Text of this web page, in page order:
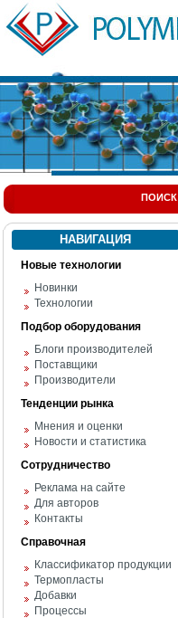
ПОИСК
НАВИГАЦИЯ
Новые технологии
Новинки
Технологии
Подбор оборудования
Блоги производителей
Поставщики
Производители
Тенденции рынка
Мнения и оценки
Новости и статистика
Сотрудничество
Реклама на сайте
Для авторов
Контакты
Справочная
Классификатор продукции
Термопласты
Добавки
Процессы